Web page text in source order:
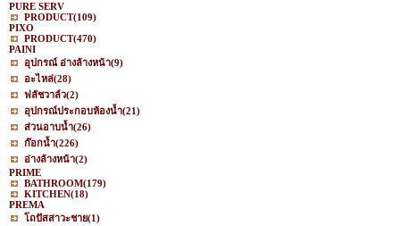
PURE SERV
PRODUCT(109)
PIXO
PRODUCT(470)
PAINI
อุปกรณ์ อ่างล้างหน้า(9)
อะไหล่(28)
ฟลัชวาล์ว(2)
อุปกรณ์ประกอบห้องน้ำ(21)
ส่วนอาบน้ำ(26)
ก๊อกน้ำ(226)
อ่างล้างหน้า(2)
PRIME
BATHROOM(179)
KITCHEN(18)
PREMA
โถปัสสาวะชาย(1)